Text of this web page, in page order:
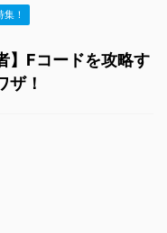
！
】Fコードを攻略す
ザ！